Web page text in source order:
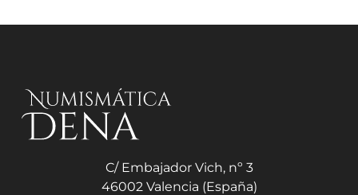
C/ Embajador Vich, nº 3
46002 Valencia (España)